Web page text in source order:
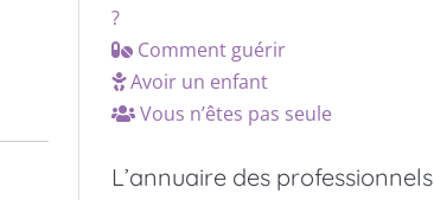
?
Comment guérir
Avoir un enfant
Vous n’êtes pas seule
L’annuaire des professionnels